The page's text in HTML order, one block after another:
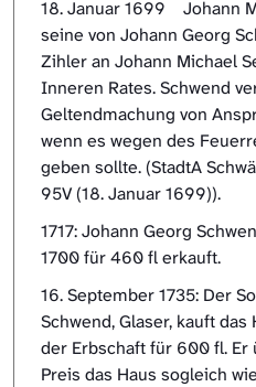
18. Januar 1699 Johann
seine von Johann Georg
Zihler an Johann Michael
Inneren Rates. Schwend
Geltendmachung von
wenn es wegen des
geben sollte. (StadtA
95V (18. Januar 1699)).
1717: Johann Georg
1700 für 460 fl erkauft.
16. September 1735: Der
Schwend, Glaser, kauft
der Erbschaft für 600 fl. Er
Preis das Haus sogleich